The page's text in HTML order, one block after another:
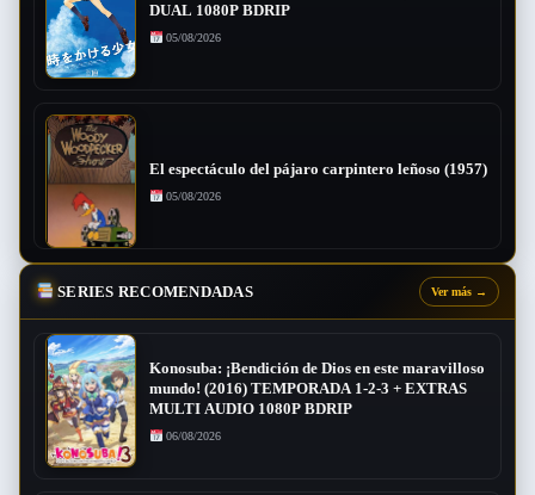
DUAL 1080P BDRIP
05/08/2026
El espectáculo del pájaro carpintero leñoso (1957)
05/08/2026
SERIES RECOMENDADAS Ver más →
Konosuba: ¡Bendición de Dios en este maravilloso
mundo! (2016) TEMPORADA 1-2-3 + EXTRAS
MULTI AUDIO 1080P BDRIP
06/08/2026